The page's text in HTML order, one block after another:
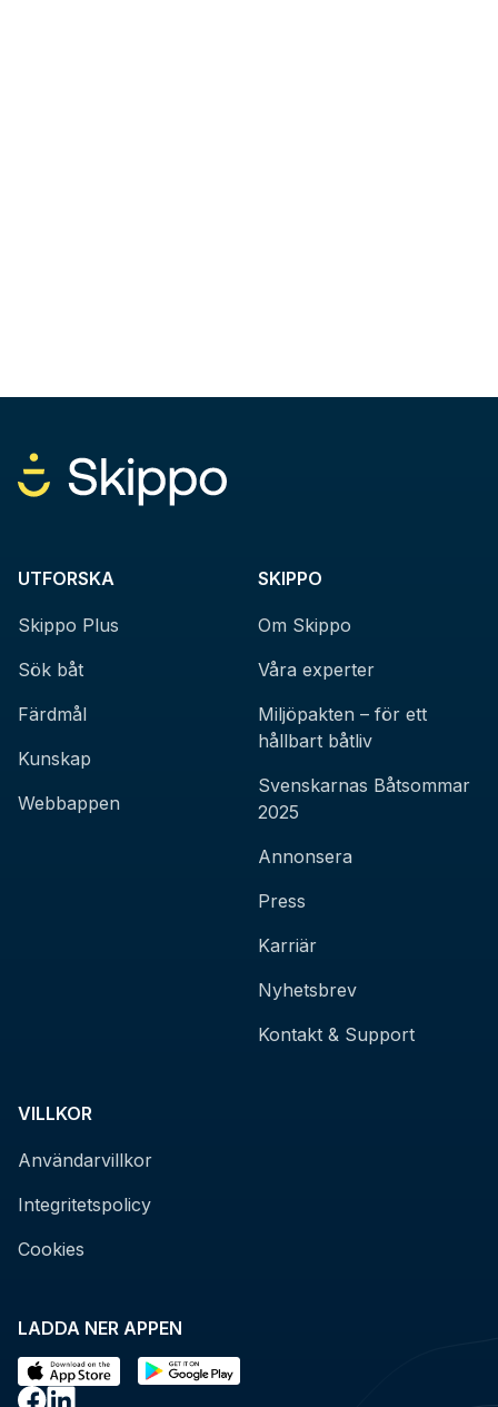
LADDA NER APPEN
UTFORSKA
Skippo Plus
Sök båt
Färdmål
Kunskap
Webbappen
SKIPPO
Om Skippo
Våra experter
Miljöpakten – för ett
hållbart båtliv
Svenskarnas Båtsommar
2025
Annonsera
Press
Karriär
Nyhetsbrev
Kontakt & Support
VILLKOR
Användarvillkor
Integritetspolicy
Cookies